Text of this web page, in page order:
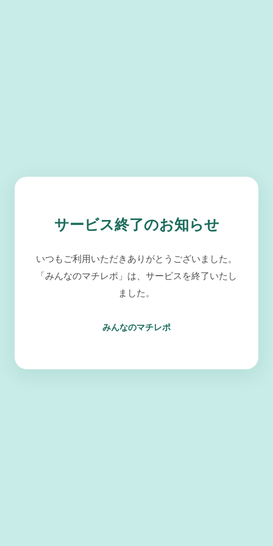
サービス終了のお知らせ
いつもご利用いただきありがとうございました。
「みんなのマチレポ」は、サービスを終了いたし
ました。
みんなのマチレポ